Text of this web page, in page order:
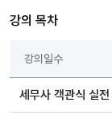
강의 목차
강의일수
세무사 객관식 실전